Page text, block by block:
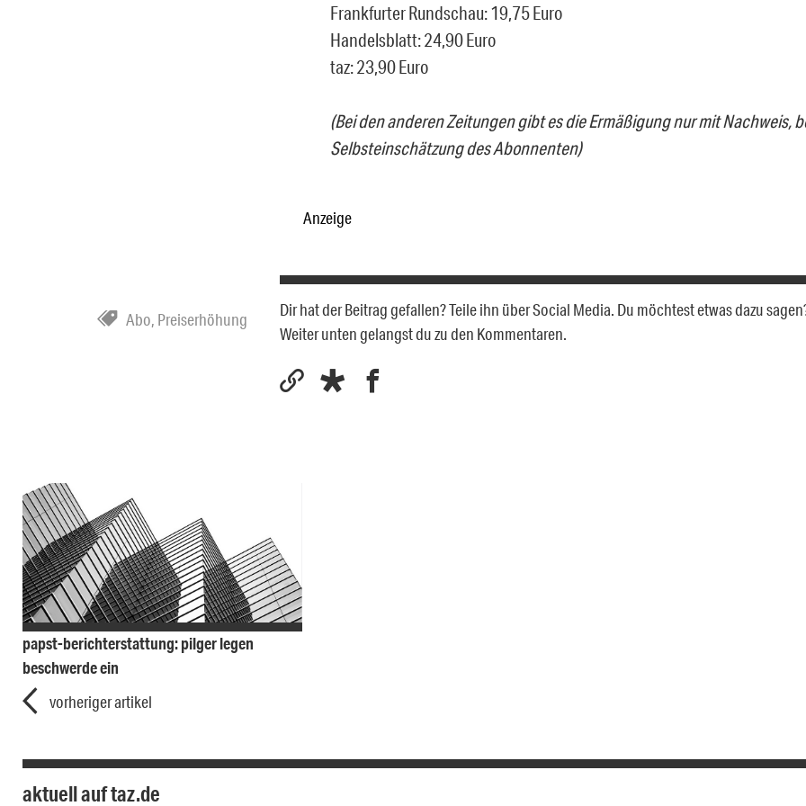
Frankfurter Rundschau: 19,75 Euro
Handelsblatt: 24,90 Euro
taz: 23,90 Euro
(Bei den anderen Zeitungen gibt es die Ermäßigung nur mit Nachweis,
Selbsteinschätzung des Abonnenten)
Anzeige
Abo, Preiserhöhung
Dir hat der Beitrag gefallen? Teile ihn über Social Media. Du möchtest etwas dazu
Weiter unten gelangst du zu den Kommentaren.
papst-berichterstattung: pilger legen
beschwerde ein
vorheriger artikel
aktuell auf taz.de